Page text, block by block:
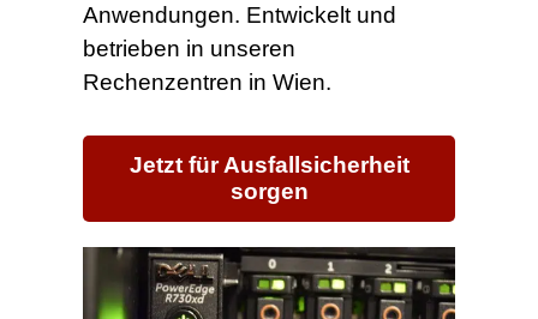
Anwendungen. Entwickelt und
betrieben in unseren
Rechenzentren in Wien.
Jetzt für Ausfallsicherheit
sorgen